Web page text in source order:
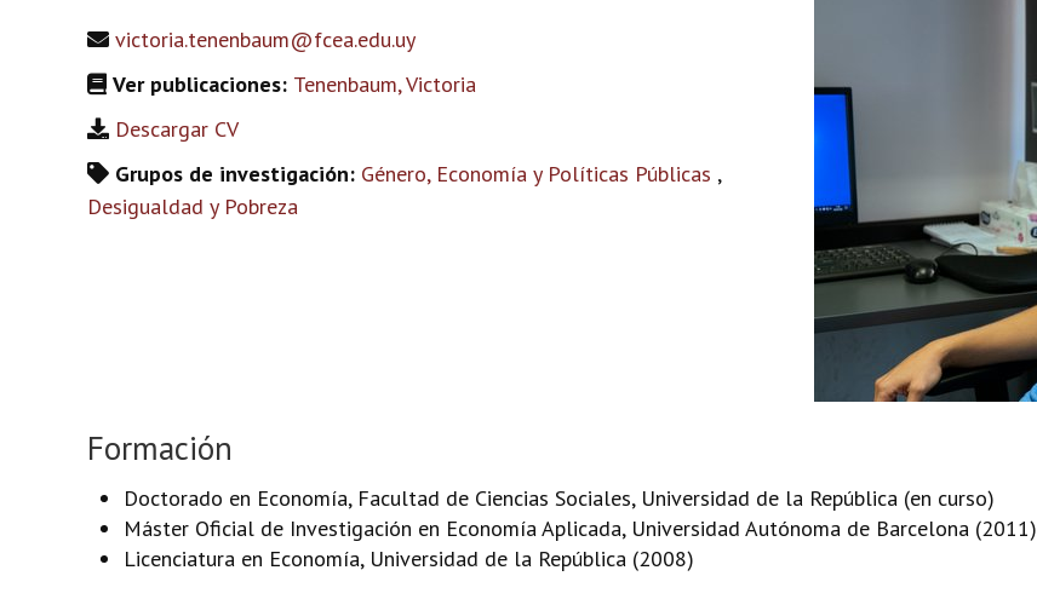
victoria.tenenbaum@fcea.edu.uy
Ver publicaciones: Tenenbaum, Victoria
Descargar CV
Grupos de investigación: Género, Economía y Políticas Públicas ,
Desigualdad y Pobreza
Formación
Doctorado en Economía, Facultad de Ciencias Sociales, Universidad de la República (en curso)
Máster Oficial de Investigación en Economía Aplicada, Universidad Autónoma de Barcelona (2011)
Licenciatura en Economía, Universidad de la República (2008)